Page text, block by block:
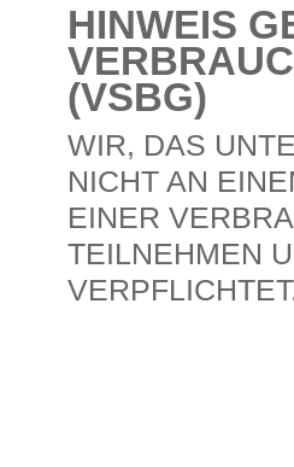
HINWEIS
(VSBG)
WIR, DAS
NICHT AN
EINER
TEILNEHMEN